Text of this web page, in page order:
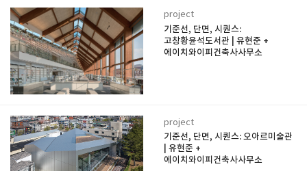
project
기준선, 단면, 시퀀스:
고창황윤석도서관 | 유현준 +
에이치와이피건축사사무소
project
기준선, 단면, 시퀀스: 오아르미술관
| 유현준 +
에이치와이피건축사사무소